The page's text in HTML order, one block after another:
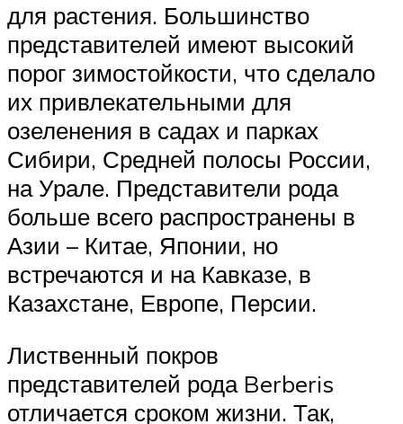
для растения. Большинство
представителей имеют высокий
порог зимостойкости, что сделало
их привлекательными для
озеленения в садах и парках
Сибири, Средней полосы России,
на Урале. Представители рода
больше всего распространены в
Азии – Китае, Японии, но
встречаются и на Кавказе, в
Казахстане, Европе, Персии.
Лиственный покров
представителей рода Berberis
отличается сроком жизни. Так,